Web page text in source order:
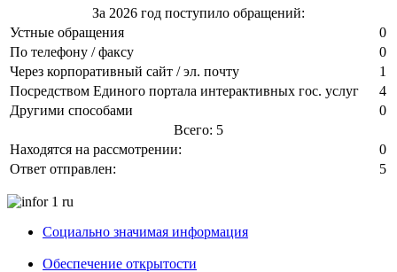
За 2026 год поступило обращений:
Устные обращения
0
По телефону / факсу
0
Через корпоративный сайт / эл. почту
1
Посредством Единого портала интерактивных гос. услуг
4
Другими способами
0
Всего: 5
Находятся на рассмотрении:
0
Ответ отправлен:
5
Социально значимая информация
Обеспечение открытости